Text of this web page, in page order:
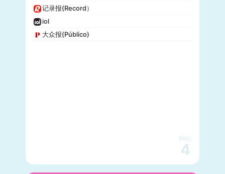
记录报(Record）
iol
大众报(Público)
网站
4